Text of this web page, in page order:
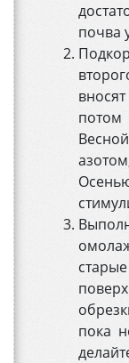
почва
пока